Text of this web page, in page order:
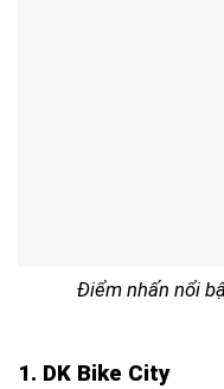
Điểm nhấn nổi
1. DK Bike City